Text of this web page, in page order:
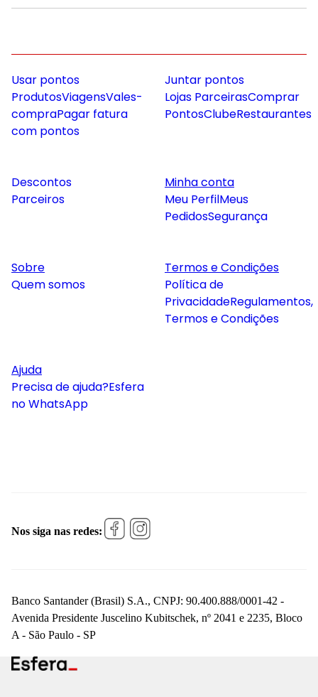
Usar pontos
ProdutosViagensVales-
compraPagar fatura
com pontos
Juntar pontos
Lojas ParceirasComprar
PontosClubeRestaurantes
Descontos
Parceiros
Minha conta
Meu PerfilMeus
PedidosSegurança
Sobre
Quem somos
Termos e Condições
Política de
PrivacidadeRegulamentos,
Termos e Condições
Ajuda
Precisa de ajuda?Esfera
no WhatsApp
Nos siga nas redes:
Banco Santander (Brasil) S.A., CNPJ: 90.400.888/0001-42 -
Avenida Presidente Juscelino Kubitschek, nº 2041 e 2235, Bloco
A - São Paulo - SP